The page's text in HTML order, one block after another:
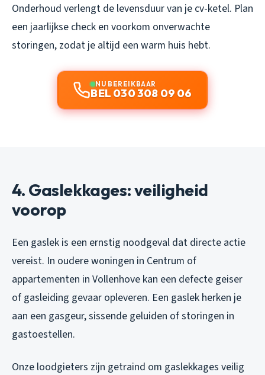
Onderhoud verlengt de levensduur van je cv-ketel. Plan
een jaarlijkse check en voorkom onverwachte
storingen, zodat je altijd een warm huis hebt.
NU BEREIKBAAR
BEL 030 308 09 06
4. Gaslekkages: veiligheid
voorop
Een gaslek is een ernstig noodgeval dat directe actie
vereist. In oudere woningen in Centrum of
appartementen in Vollenhove kan een defecte geiser
of gasleiding gevaar opleveren. Een gaslek herken je
aan een gasgeur, sissende geluiden of storingen in
gastoestellen.
Onze loodgieters zijn getraind om gaslekkages veilig